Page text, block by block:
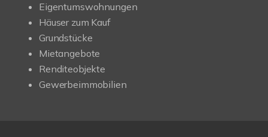
Eigentumswohnungen
Häuser zum Kauf
Grundstücke
Mietangebote
Renditeobjekte
Gewerbeimmobilien